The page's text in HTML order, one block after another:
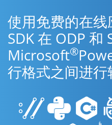
使用免费的在线
SDK 在 ODP 和
Microsoft®
行格式之间进行